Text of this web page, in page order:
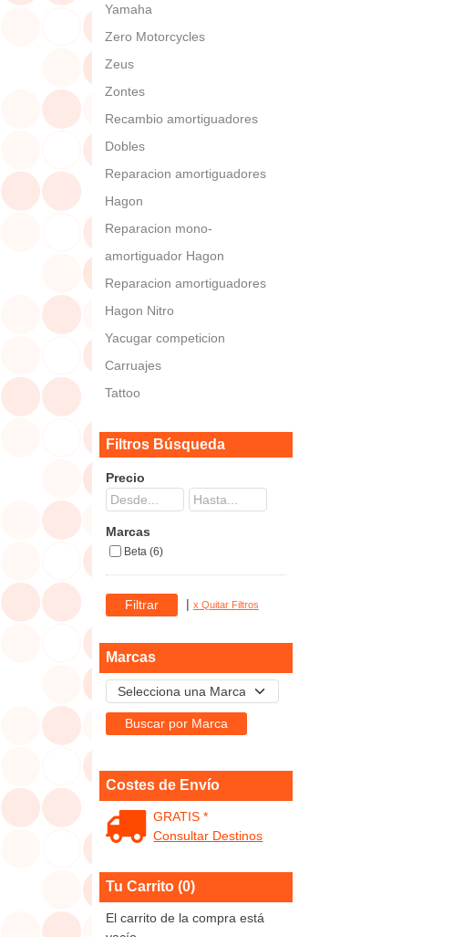
Yamaha
Zero Motorcycles
Zeus
Zontes
Recambio amortiguadores
Dobles
Reparacion amortiguadores
Hagon
Reparacion mono-
amortiguador Hagon
Reparacion amortiguadores
Hagon Nitro
Yacugar competicion
Carruajes
Tattoo
Filtros Búsqueda
Precio
Marcas
Beta (6)
| x Quitar Filtros
Marcas
Costes de Envío
GRATIS *
Consultar Destinos
Tu Carrito (0)
El carrito de la compra está